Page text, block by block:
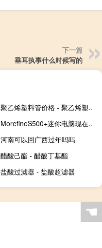
下一篇
垂耳执事什么时候写的
聚乙烯塑料管价格 - 聚乙烯塑料水管
MorefineS500+迷你电脑现在可以与AMDRyzen95900HX一起订购
河南可以回广西过年吗吗
醋酸己酯 - 醋酸丁基酯
盐酸过滤器 - 盐酸超滤器
☚